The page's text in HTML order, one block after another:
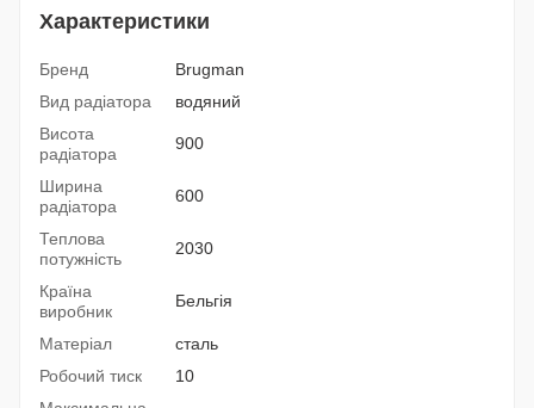
Характеристики
Бренд
Brugman
Вид радіатора
водяний
Висота
радіатора
900
Ширина
радіатора
600
Теплова
потужність
2030
Країна
виробник
Бельгія
Матеріал
сталь
Робочий тиск
10